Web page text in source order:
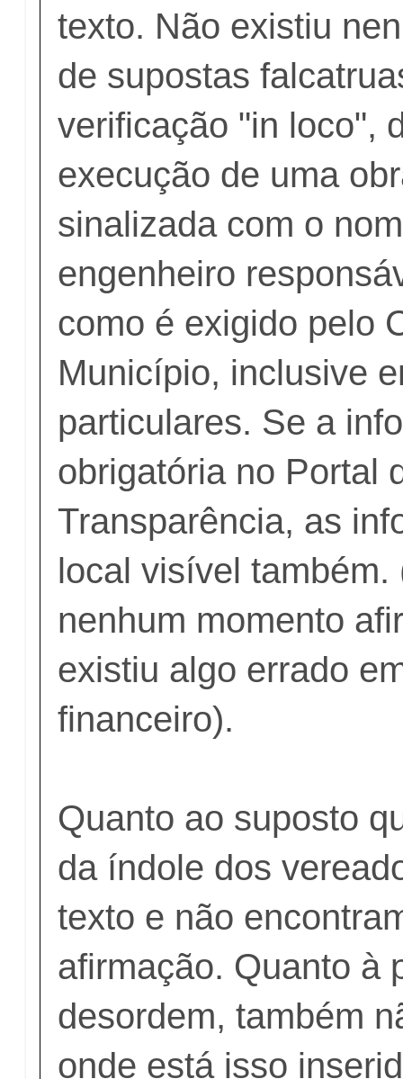
texto. Não existiu
de supostas
verificação "in loco",
execução de uma
sinalizada com o
engenheiro
como é exigido pelo
Município, inclusive
particulares. Se a
obrigatória no Portal
Transparência, as
local visível também.
nenhum momento
existiu algo errado
financeiro).
Quanto ao suposto
da índole dos
texto e não
afirmação. Quanto à
desordem, também
onde está isso